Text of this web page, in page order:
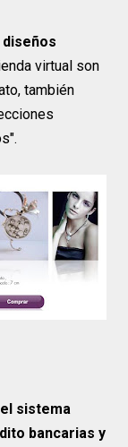
virtual son
también
sistema
bancarias y